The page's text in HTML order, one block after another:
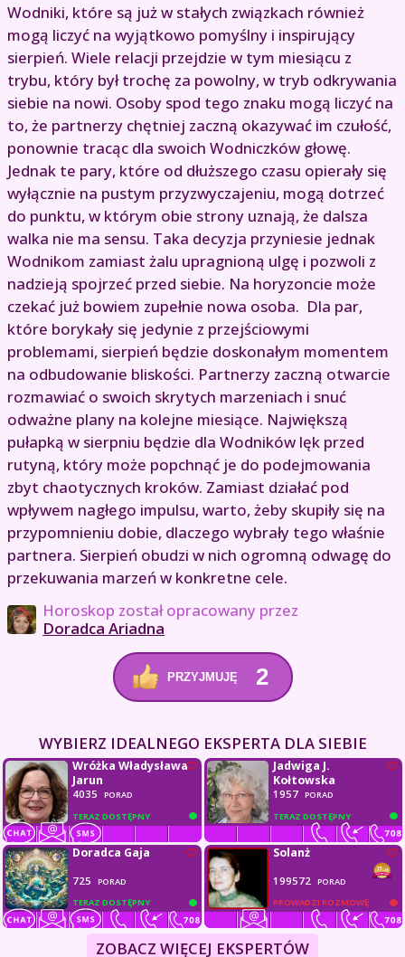
Wodniki, które są już w stałych związkach również
mogą liczyć na wyjątkowo pomyślny i inspirujący
sierpień. Wiele relacji przejdzie w tym miesiącu z
trybu, który był trochę za powolny, w tryb odkrywania
siebie na nowi. Osoby spod tego znaku mogą liczyć na
to, że partnerzy chętniej zaczną okazywać im czułość,
ponownie tracąc dla swoich Wodniczków głowę.
Jednak te pary, które od dłuższego czasu opierały się
wyłącznie na pustym przyzwyczajeniu, mogą dotrzeć
do punktu, w którym obie strony uznają, że dalsza
walka nie ma sensu. Taka decyzja przyniesie jednak
Wodnikom zamiast żalu upragnioną ulgę i pozwoli z
nadzieją spojrzeć przed siebie. Na horyzoncie może
czekać już bowiem zupełnie nowa osoba. Dla par,
które borykały się jedynie z przejściowymi
problemami, sierpień będzie doskonałym momentem
na odbudowanie bliskości. Partnerzy zaczną otwarcie
rozmawiać o swoich skrytych marzeniach i snuć
odważne plany na kolejne miesiące. Największą
pułapką w sierpniu będzie dla Wodników lęk przed
rutyną, który może popchnąć je do podejmowania
zbyt chaotycznych kroków. Zamiast działać pod
wpływem nagłego impulsu, warto, żeby skupiły się na
przypomnieniu dobie, dlaczego wybrały tego właśnie
partnera. Sierpień obudzi w nich ogromną odwagę do
przekuwania marzeń w konkretne cele.
Horoskop został opracowany przez
Doradca Ariadna
PRZYJMUJĘ 2
WYBIERZ IDEALNEGO EKSPERTA DLA SIEBIE
TERAZ DOSTĘPNY
Wróżka Władysława
Jarun
4035
PORAD
TERAZ DOSTĘPNY
Jadwiga J.
Kołtowska
1957 PORAD
TERAZ DOSTĘPNY
Doradca Gaja
725
PORAD
PROWADZI ROZMOWĘ
Solanż
199572 PORAD
ZOBACZ WIĘCEJ EKSPERTÓW